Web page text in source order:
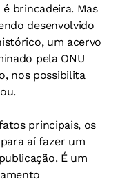
brincadeira. Mas
desenvolvido
um acervo
pela ONU
nos possibilita
principais, os
aí fazer um
É um